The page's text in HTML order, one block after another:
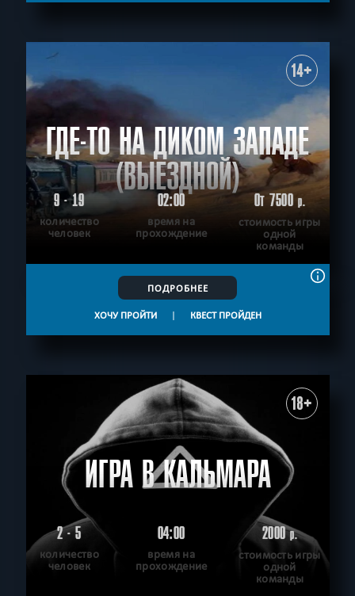
14+
ГДЕ-ТО НА ДИКОМ ЗАПАДЕ
(ВЫЕЗДНОЙ)
9 - 19
количество
человек
02:00
время на
прохождение
От 7500р.
стоимость игры
одной
команды
ПОДРОБНЕЕ
ХОЧУ ПРОЙТИ | КВЕСТ ПРОЙДЕН
18+
ИГРА В КАЛЬМАРА
2 - 5
количество
человек
04:00
время на
прохождение
2000р.
стоимость игры
одной
команды